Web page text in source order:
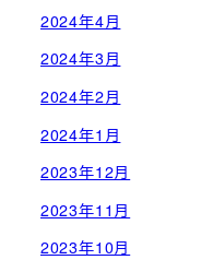
2024年4月
2024年3月
2024年2月
2024年1月
2023年12月
2023年11月
2023年10月